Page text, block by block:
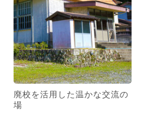
廃校を活用した温かな交流の
場